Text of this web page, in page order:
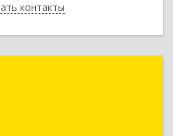
контакты
Назад
обл, Одинцовский р-н,